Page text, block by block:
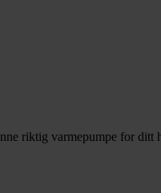
riktig varmepumpe for ditt